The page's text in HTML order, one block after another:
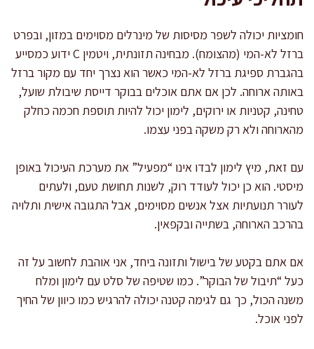
חומציות יכולה לשפר מסיסות של מינרלים מסוימים במזון, ובפרט
ברזל לא-המי (מהצומח). מבחינה תזונתית, ויטמין C ידוע כמסייע
בהגברת ספיגת ברזל לא-המי כאשר הוא נצרך יחד עם מקור ברזל
באותה ארוחה. לכן אם אתם אוכלים בבוקר דייסת שיבולת שועל,
טחינה, קטניות או ירוקים, לימון יכול להיות תוספת חכמה כחלק
מהארוחה ולא רק משקה בפני עצמו.
עם זאת, מיץ לימון לבדו אינו “מפעיל” את מערכת העיכול באופן
מיסטי. הוא כן יכול לעודד רוק, לשנות תחושת טעם, ולעתים
לעורר תנועתיות אצל אנשים מסוימים, אבל התגובה אישית ותלויה
בהרכב הארוחה, בשתייה ובקפאין.
אם אתם בקטע של בישול ותזונה ביחד, אני אוהבת לחשוב על זה
כעל “תיבול של הבוקר”. כמו שטיפה של סלט עם לימון ומלח
משנה הכול, כך גם לגימה קטנה יכולה להרגיש כמו כיוון של החיך
לפני אוכל.